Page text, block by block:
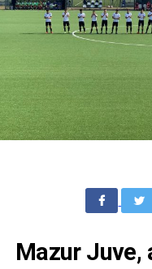
Mazur Juve,